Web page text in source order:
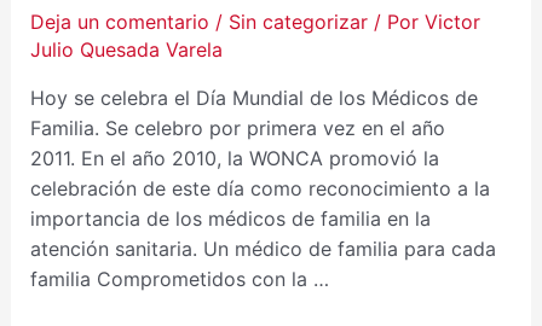
Deja un comentario / Sin categorizar/ Por Victor
Julio Quesada Varela
Hoy se celebra el Día Mundial de los Médicos de
Familia. Se celebro por primera vez en el año
2011. En el año 2010, la WONCA promovió la
celebración de este día como reconocimiento a la
importancia de los médicos de familia en la
atención sanitaria. Un médico de familia para cada
familia Comprometidos con la …